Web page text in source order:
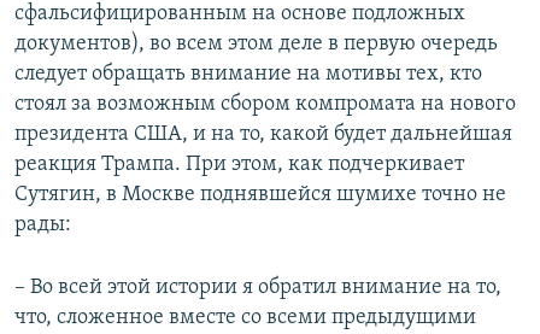
сфальсифицированным на основе подложных
документов), во всем этом деле в первую очередь
следует обращать внимание на мотивы тех, кто
стоял за возможным сбором компромата на нового
президента США, и на то, какой будет дальнейшая
реакция Трампа. При этом, как подчеркивает
Сутягин, в Москве поднявшейся шумихе точно не
рады:
– Во всей этой истории я обратил внимание на то,
что, сложенное вместе со всеми предыдущими